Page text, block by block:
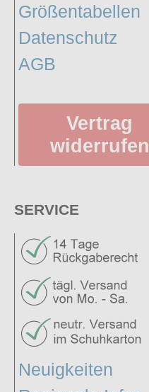
Größentabellen
Datenschutz
AGB
Vertrag
widerrufen
SERVICE
Neuigkeiten